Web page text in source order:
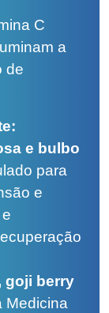
C
a
de
e bulbo
para
e
goji berry
Medicina